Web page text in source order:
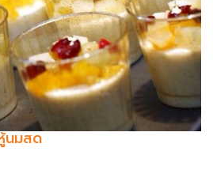
นมสด